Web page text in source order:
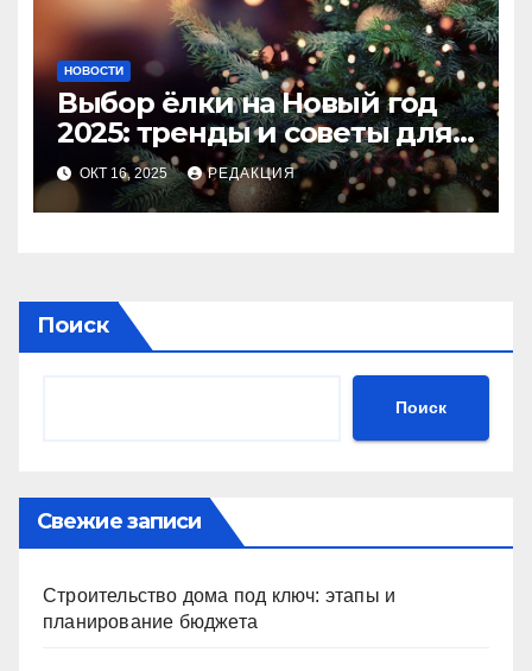
НОВОСТИ
Выбор ёлки на Новый год
2025: тренды и советы для
идеального праздника
ОКТ 16, 2025 РЕДАКЦИЯ
Поиск
Поиск
Свежие записи
Строительство дома под ключ: этапы и
планирование бюджета